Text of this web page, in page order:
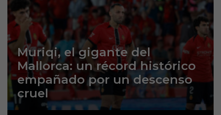
Muriqi, el gigante del
Mallorca: un récord histórico
empañado por un descenso
cruel